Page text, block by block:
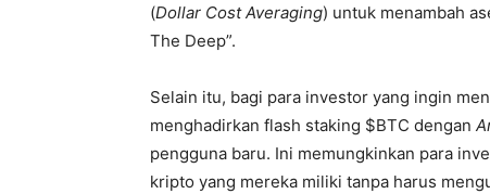
(Dollar Cost Averaging) untuk menambah
The Deep”.
Selain itu, bagi para investor yang ingin
menghadirkan flash staking $BTC dengan
pengguna baru. Ini memungkinkan para
kripto yang mereka miliki tanpa harus